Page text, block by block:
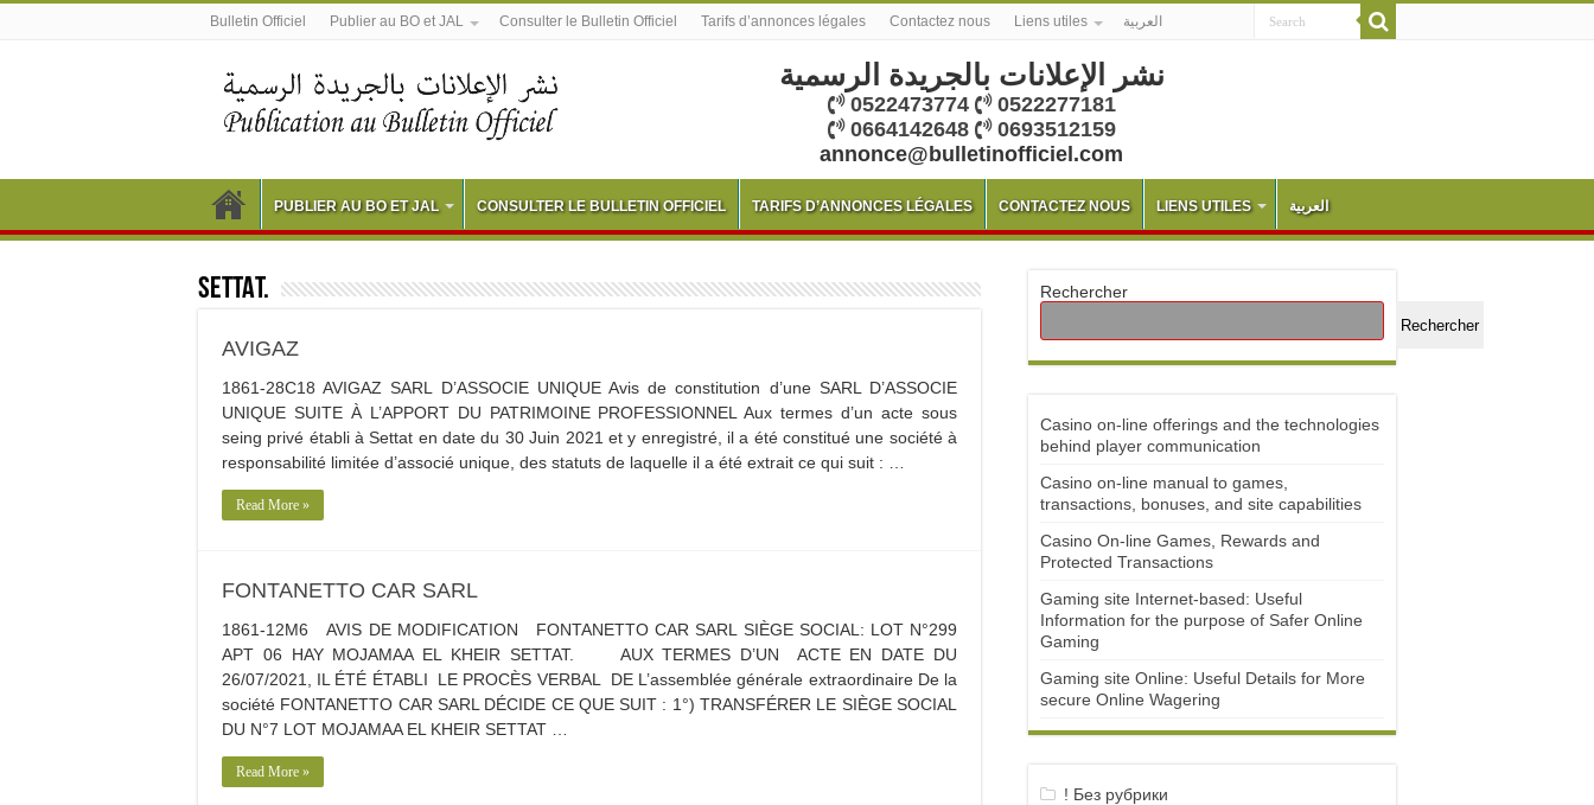
Bulletin Officiel Publier au BO et JAL Consulter le Bulletin Officiel Tarifs d’annonces légales Contactez nous Liens utiles العربية
نشر الإعلانات بالجريدة الرسمية
0522473774
0522277181
0664142648
0693512159
annonce@bulletinofficiel.com
PUBLIER AU BO ET JAL CONSULTER LE BULLETIN OFFICIEL TARIFS D’ANNONCES LÉGALES CONTACTEZ NOUS LIENS UTILES العربية
SETTAT.
AVIGAZ
1861-28C18 AVIGAZ SARL D’ASSOCIE UNIQUE Avis de constitution d’une SARL D’ASSOCIE
UNIQUE SUITE À L’APPORT DU PATRIMOINE PROFESSIONNEL Aux termes d’un acte sous
seing privé établi à Settat en date du 30 Juin 2021 et y enregistré, il a été constitué une société à
responsabilité limitée d’associé unique, des statuts de laquelle il a été extrait ce qui suit : …
Read More »
FONTANETTO CAR SARL
1861-12M6 AVIS DE MODIFICATION FONTANETTO CAR SARL SIÈGE SOCIAL: LOT N°299
APT 06 HAY MOJAMAA EL KHEIR SETTAT. AUX TERMES D’UN ACTE EN DATE DU
26/07/2021, IL ÉTÉ ÉTABLI LE PROCÈS VERBAL DE L’assemblée générale extraordinaire De la
société FONTANETTO CAR SARL DÉCIDE CE QUE SUIT : 1°) TRANSFÉRER LE SIÈGE SOCIAL
DU N°7 LOT MOJAMAA EL KHEIR SETTAT …
Read More »
Rechercher
Rechercher
Casino on-line offerings and the technologies
behind player communication
Casino on-line manual to games,
transactions, bonuses, and site capabilities
Casino On-line Games, Rewards and
Protected Transactions
Gaming site Internet-based: Useful
Information for the purpose of Safer Online
Gaming
Gaming site Online: Useful Details for More
secure Online Wagering
! Без рубрики